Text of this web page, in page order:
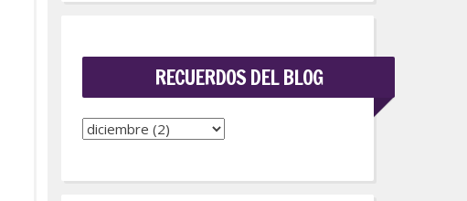
RECUERDOS DEL BLOG